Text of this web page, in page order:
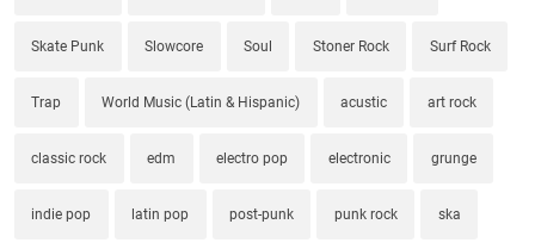
Skate Punk Slowcore Soul Stoner Rock Surf Rock
Trap World Music (Latin & Hispanic) acustic art rock
classic rock edm electro pop electronic grunge
indie pop latin pop post-punk punk rock ska